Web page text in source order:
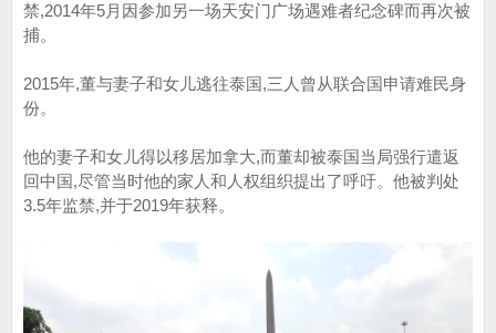
禁,2014年5月因参加另一场天安门广场遇难者纪念碑而再次被
捕。
2015年,董与妻子和女儿逃往泰国,三人曾从联合国申请难民身
份。
他的妻子和女儿得以移居加拿大,而董却被泰国当局强行遣返
回中国,尽管当时他的家人和人权组织提出了呼吁。他被判处
3.5年监禁,并于2019年获释。